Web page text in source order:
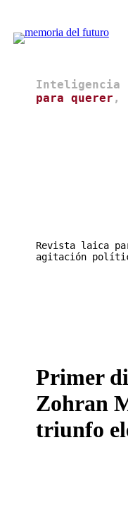
Inteligencia
para querer ,
Revista laica
agitación
Primer
Zohran
triunfo